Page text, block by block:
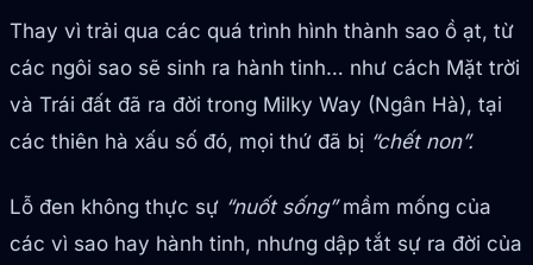
Thay vì trải qua các quá trình hình thành sao ồ ạt, từ
các ngôi sao sẽ sinh ra hành tinh… như cách Mặt trời
và Trái đất đã ra đời trong Milky Way (Ngân Hà), tại
các thiên hà xấu số đó, mọi thứ đã bị “chết non”.
Lỗ đen không thực sự “nuốt sống”mầm mống của
các vì sao hay hành tinh, nhưng dập tắt sự ra đời của